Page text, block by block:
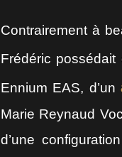
Contrairement à
Frédéric
Ennium EAS, d’un
Marie Reynaud
d’une